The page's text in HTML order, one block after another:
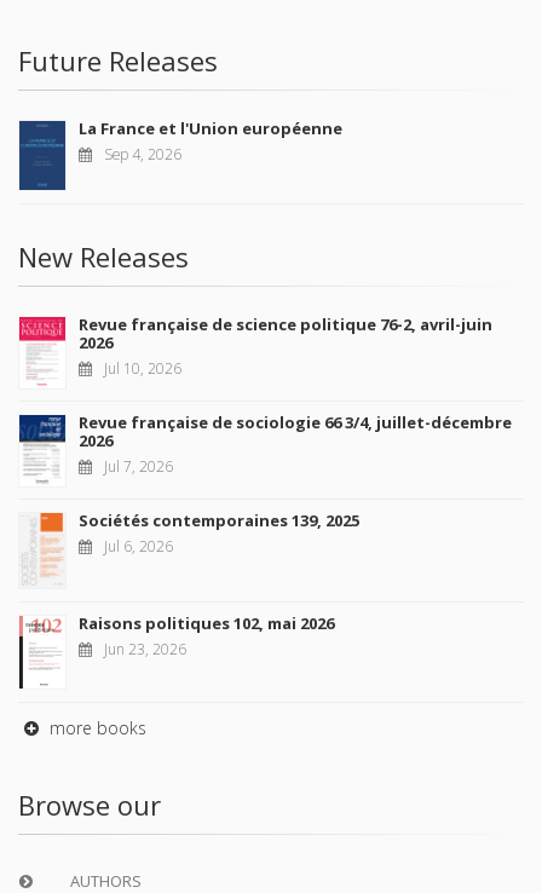
Future Releases
La France et l'Union européenne
Sep 4, 2026
New Releases
Revue française de science politique 76-2, avril-juin
2026
Jul 10, 2026
Revue française de sociologie 66 3/4, juillet-décembre
2026
Jul 7, 2026
Sociétés contemporaines 139, 2025
Jul 6, 2026
Raisons politiques 102, mai 2026
Jun 23, 2026
more books
Browse our
AUTHORS